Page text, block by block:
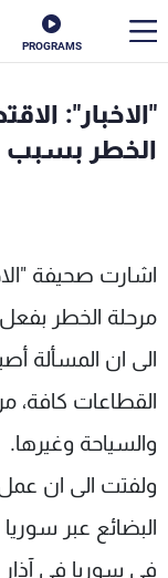
PROGRAMS
"الاخبار":
الخطر بسبب
اشارت صحيفة
مرحلة الخطر بفعل
الى ان المسألة
القطاعات كافة،
والسياحة وغيرها.
ولفتت الى ان عمل
في سوريا في
الأخبار
منوعات
كأس العالم
البرامج
جدول البرامج
شاهد البرامج
الترددات